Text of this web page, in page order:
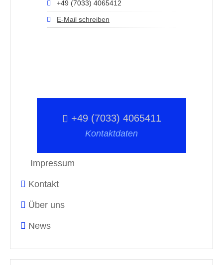
+49 (7033) 4065412
E-Mail schreiben
+49 (7033) 4065411
Kontaktdaten
Impressum
Kontakt
Über uns
News